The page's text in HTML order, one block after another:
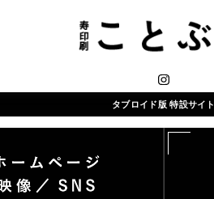
タブロイド版 特設サイト